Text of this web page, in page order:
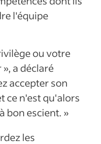
l'équipe
ou votre
a déclaré
accepter son
ce n'est qu'alors
bon escient. »
les